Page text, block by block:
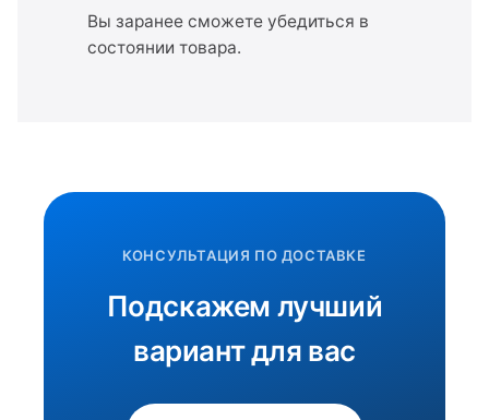
Вы заранее сможете убедиться в
состоянии товара.
КОНСУЛЬТАЦИЯ ПО ДОСТАВКЕ
Подскажем лучший
вариант для вас